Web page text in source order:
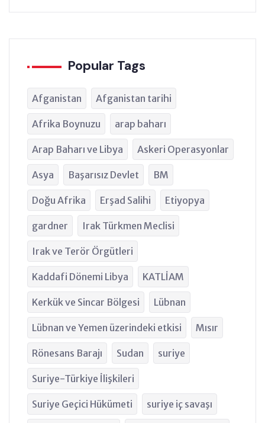
Popular Tags
Afganistan Afganistan tarihi
Afrika Boynuzu arap baharı
Arap Baharı ve Libya Askeri Operasyonlar
Asya Başarısız Devlet BM
Doğu Afrika Erşad Salihi Etiyopya
gardner Irak Türkmen Meclisi
Irak ve Terör Örgütleri
Kaddafi Dönemi Libya KATLİAM
Kerkük ve Sincar Bölgesi Lübnan
Lübnan ve Yemen üzerindeki etkisi Mısır
Rönesans Barajı Sudan suriye
Suriye-Türkiye İlişkileri
Suriye Geçici Hükümeti suriye iç savaşı